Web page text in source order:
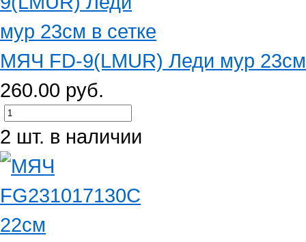
МЯЧ FD-9(LMUR) Леди мур 23см
260.00 руб.
2 шт. в наличии